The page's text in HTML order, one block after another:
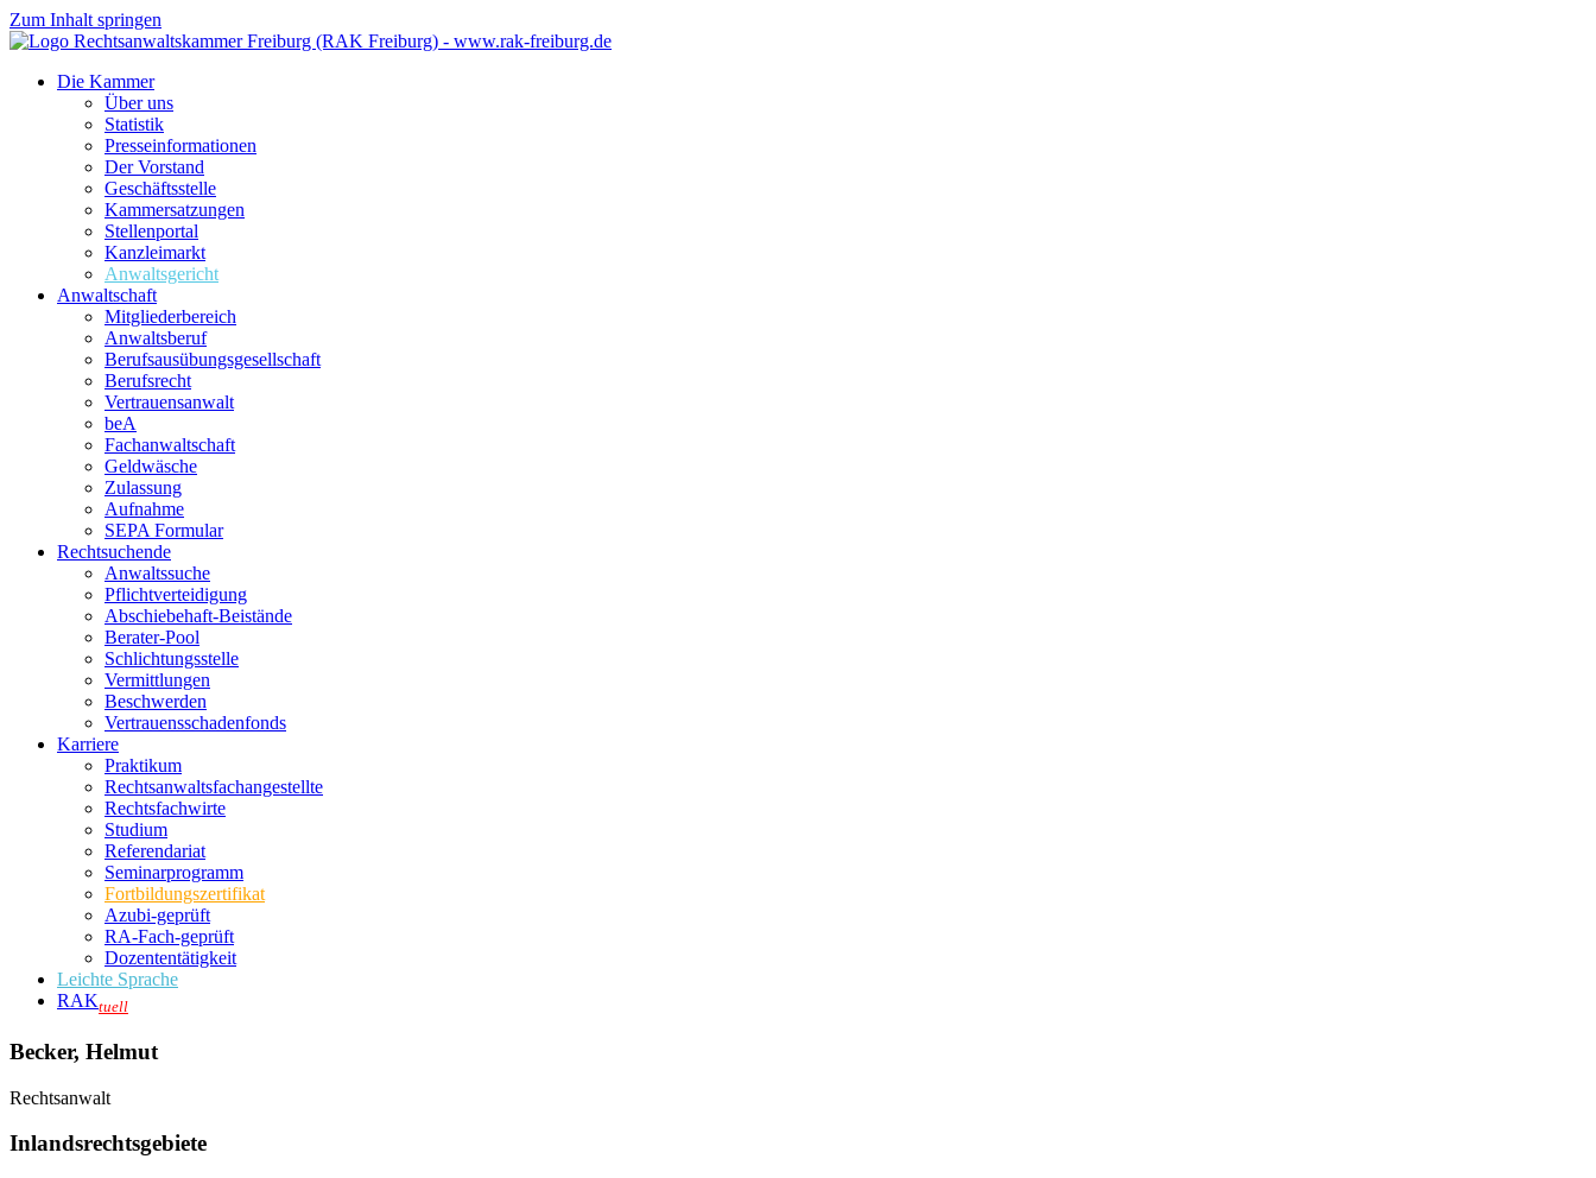
Zum Inhalt springen
Die Kammer
Über uns
Statistik
Presseinformationen
Der Vorstand
Geschäftsstelle
Kammersatzungen
Stellenportal
Kanzleimarkt
Anwaltsgericht
Anwaltschaft
Mitgliederbereich
Anwaltsberuf
Berufsausübungs­gesellschaft
Berufsrecht
Vertrauensanwalt
beA
Fachanwaltschaft
Geldwäsche
Zulassung
Aufnahme
SEPA Formular
Rechtsuchende
Anwaltssuche
Pflichtverteidigung
Abschiebehaft-Beistände
Berater-Pool
Schlichtungsstelle
Vermittlungen
Beschwerden
Vertrauensschadenfonds
Karriere
Praktikum
Rechtsanwalts­fachangestellte
Rechtsfachwirte
Studium
Referendariat
Seminarprogramm
Fortbildungszertifikat
Azubi-geprüft
RA-Fach-geprüft
Dozententätigkeit
Leichte Sprache
RAKtuell
Becker, Helmut
Rechtsanwalt
Inlandsrechtsgebiete